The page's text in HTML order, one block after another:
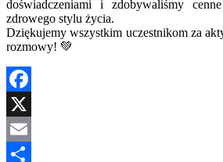
doświadczeniami i zdobywaliśmy
zdrowego stylu życia.
Dziękujemy wszystkim uczestnikom za
rozmowy! 💚
Facebook
X
Email